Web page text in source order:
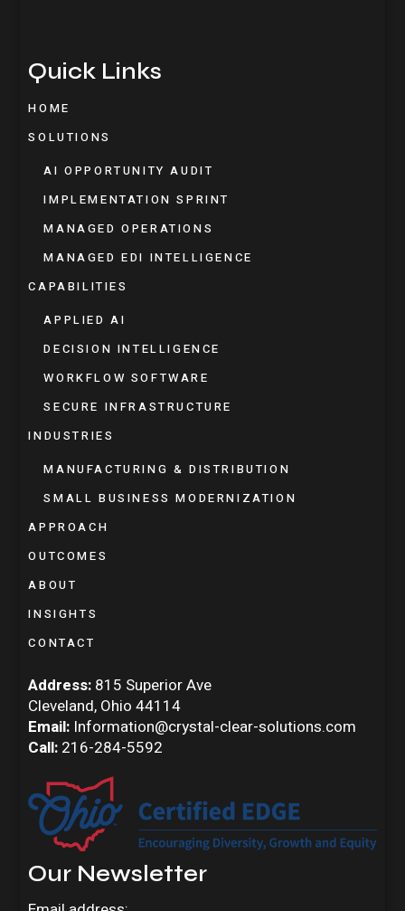
Quick Links
HOME
SOLUTIONS
AI OPPORTUNITY AUDIT
IMPLEMENTATION SPRINT
MANAGED OPERATIONS
MANAGED EDI INTELLIGENCE
CAPABILITIES
APPLIED AI
DECISION INTELLIGENCE
WORKFLOW SOFTWARE
SECURE INFRASTRUCTURE
INDUSTRIES
MANUFACTURING & DISTRIBUTION
SMALL BUSINESS MODERNIZATION
APPROACH
OUTCOMES
ABOUT
INSIGHTS
CONTACT
Address: 815 Superior Ave
Cleveland, Ohio 44114
Email: Information@crystal-clear-solutions.com
Call: 216-284-5592
Our Newsletter